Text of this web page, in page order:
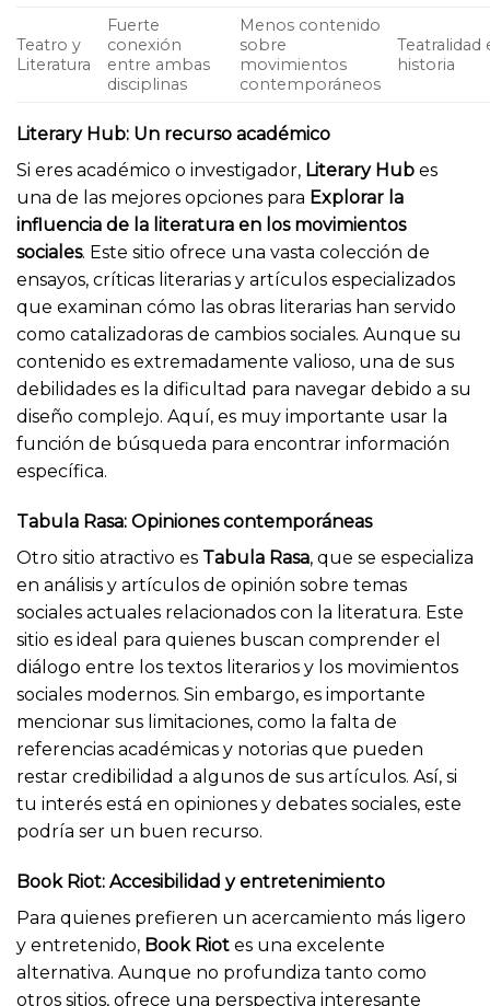
Teatro y
Literatura
Fuerte
conexión
entre ambas
disciplinas
Menos contenido
sobre
movimientos
contemporáneos
Teatralidad
historia
Literary Hub: Un recurso académico
Si eres académico o investigador, Literary Hub es
una de las mejores opciones para Explorar la
influencia de la literatura en los movimientos
sociales. Este sitio ofrece una vasta colección de
ensayos, críticas literarias y artículos especializados
que examinan cómo las obras literarias han servido
como catalizadoras de cambios sociales. Aunque su
contenido es extremadamente valioso, una de sus
debilidades es la dificultad para navegar debido a su
diseño complejo. Aquí, es muy importante usar la
función de búsqueda para encontrar información
específica.
Tabula Rasa: Opiniones contemporáneas
Otro sitio atractivo es Tabula Rasa, que se especializa
en análisis y artículos de opinión sobre temas
sociales actuales relacionados con la literatura. Este
sitio es ideal para quienes buscan comprender el
diálogo entre los textos literarios y los movimientos
sociales modernos. Sin embargo, es importante
mencionar sus limitaciones, como la falta de
referencias académicas y notorias que pueden
restar credibilidad a algunos de sus artículos. Así, si
tu interés está en opiniones y debates sociales, este
podría ser un buen recurso.
Book Riot: Accesibilidad y entretenimiento
Para quienes prefieren un acercamiento más ligero
y entretenido, Book Riot es una excelente
alternativa. Aunque no profundiza tanto como
otros sitios, ofrece una perspectiva interesante